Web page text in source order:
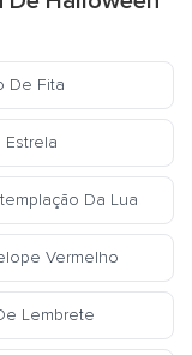
De Fita
Estrela
Da Lua
Vermelho
Lembrete